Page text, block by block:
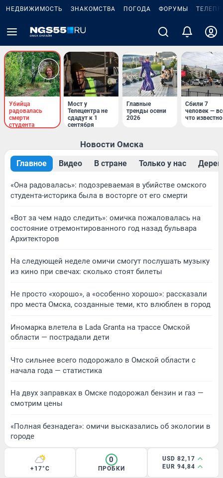
НЕДВИЖИМОСТЬ ЗНАКОМСТВА ПОГОДА ФОРУМЫ
Убийца
радовалась
смерти
студента
Мост у
Телецентра не
сдадут к 1
сентября
Главные
тренды осени
2026
Сбили 7
человек —
что известно
Новости Омска
Главное Видео В стране Только у нас
«Она радовалась»: подозреваемая в убийстве омского
студента-историка была в восторге от его смерти
«Вот за чем надо следить»: омичка пожаловалась на
состояние отремонтированного год назад бульвара
Архитекторов
На следующей неделе омичи смогут послушать музыку
из кино при свечах: сколько стоят билеты
Не просто «хорошо», а «особенно хорошо»: рассказали
про места Омска, созданные теми, кто влюблен в город
Иномарка влетела в Lada Granta на трассе Омской
области — пострадали дети
Что сильнее всего подорожало в Омской области с
начала года — статистика
На двух заправках в Омске подорожал бензин и газ —
смотрим цены
«Полная безнадега»: омичи высказались об экологии в
городе
+17°C
0
ПРОБКИ
USD 82,17
EUR 94,84